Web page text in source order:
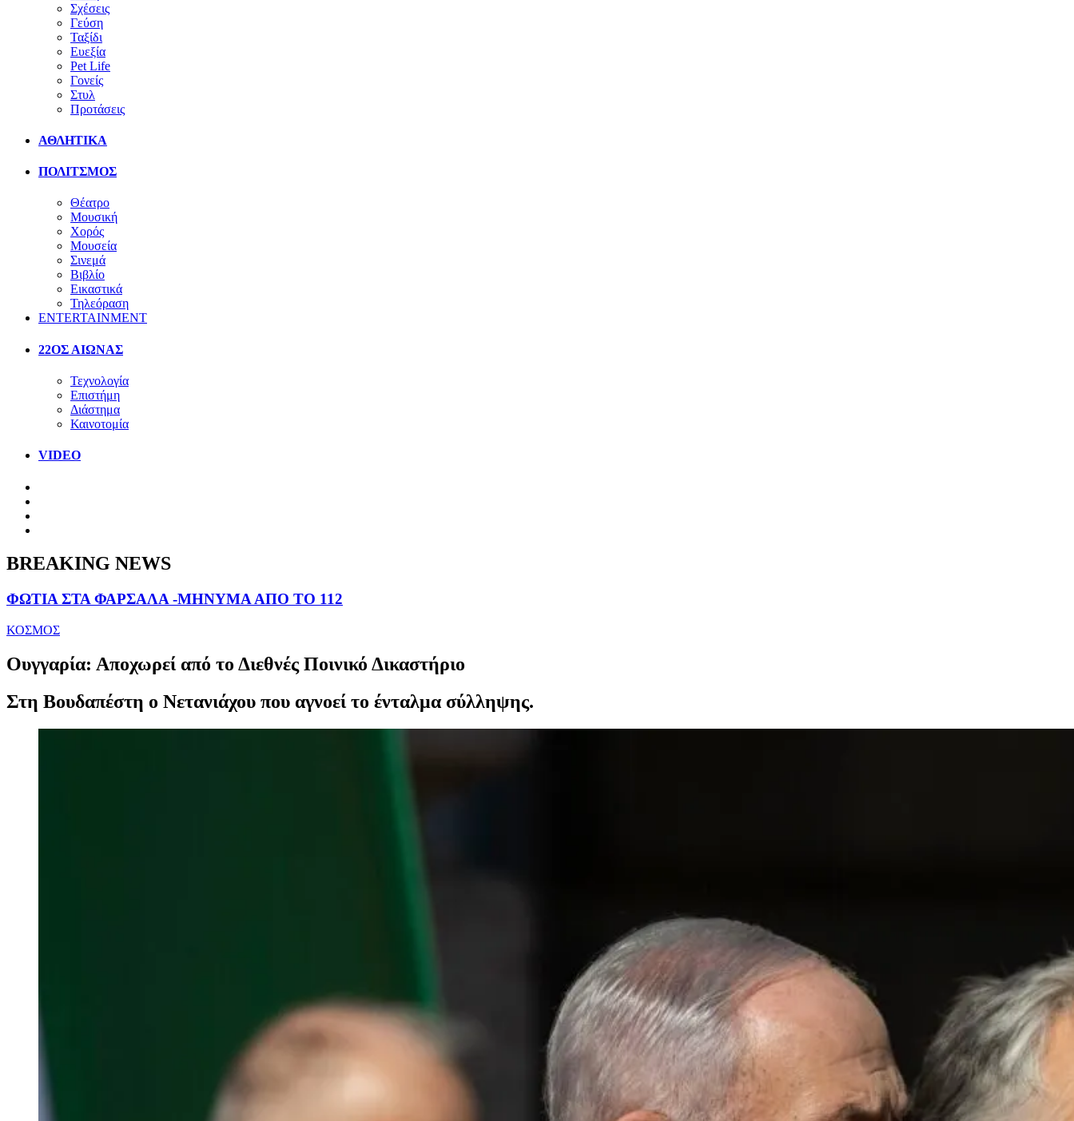
Σχέσεις
Γεύση
Ταξίδι
Ευεξία
Pet Life
Γονείς
Στυλ
Προτάσεις
ΑΘΛΗΤΙΚΑ
ΠΟΛΙΤΣΜΟΣ
Θέατρο
Μουσική
Χορός
Μουσεία
Σινεμά
Βιβλίο
Εικαστικά
Τηλεόραση
ENTERTAINMENT
22ΟΣ ΑΙΩΝΑΣ
Τεχνολογία
Επιστήμη
Διάστημα
Καινοτομία
VIDEO
BREAKING NEWS
ΦΩΤΙΑ ΣΤΑ ΦΑΡΣΑΛΑ -ΜΗΝΥΜΑ ΑΠΟ ΤΟ 112
ΚΟΣΜΟΣ
Ουγγαρία: Αποχωρεί από το Διεθνές Ποινικό Δικαστήριο
Στη Βουδαπέστη ο Νετανιάχου που αγνοεί το ένταλμα σύλληψης.